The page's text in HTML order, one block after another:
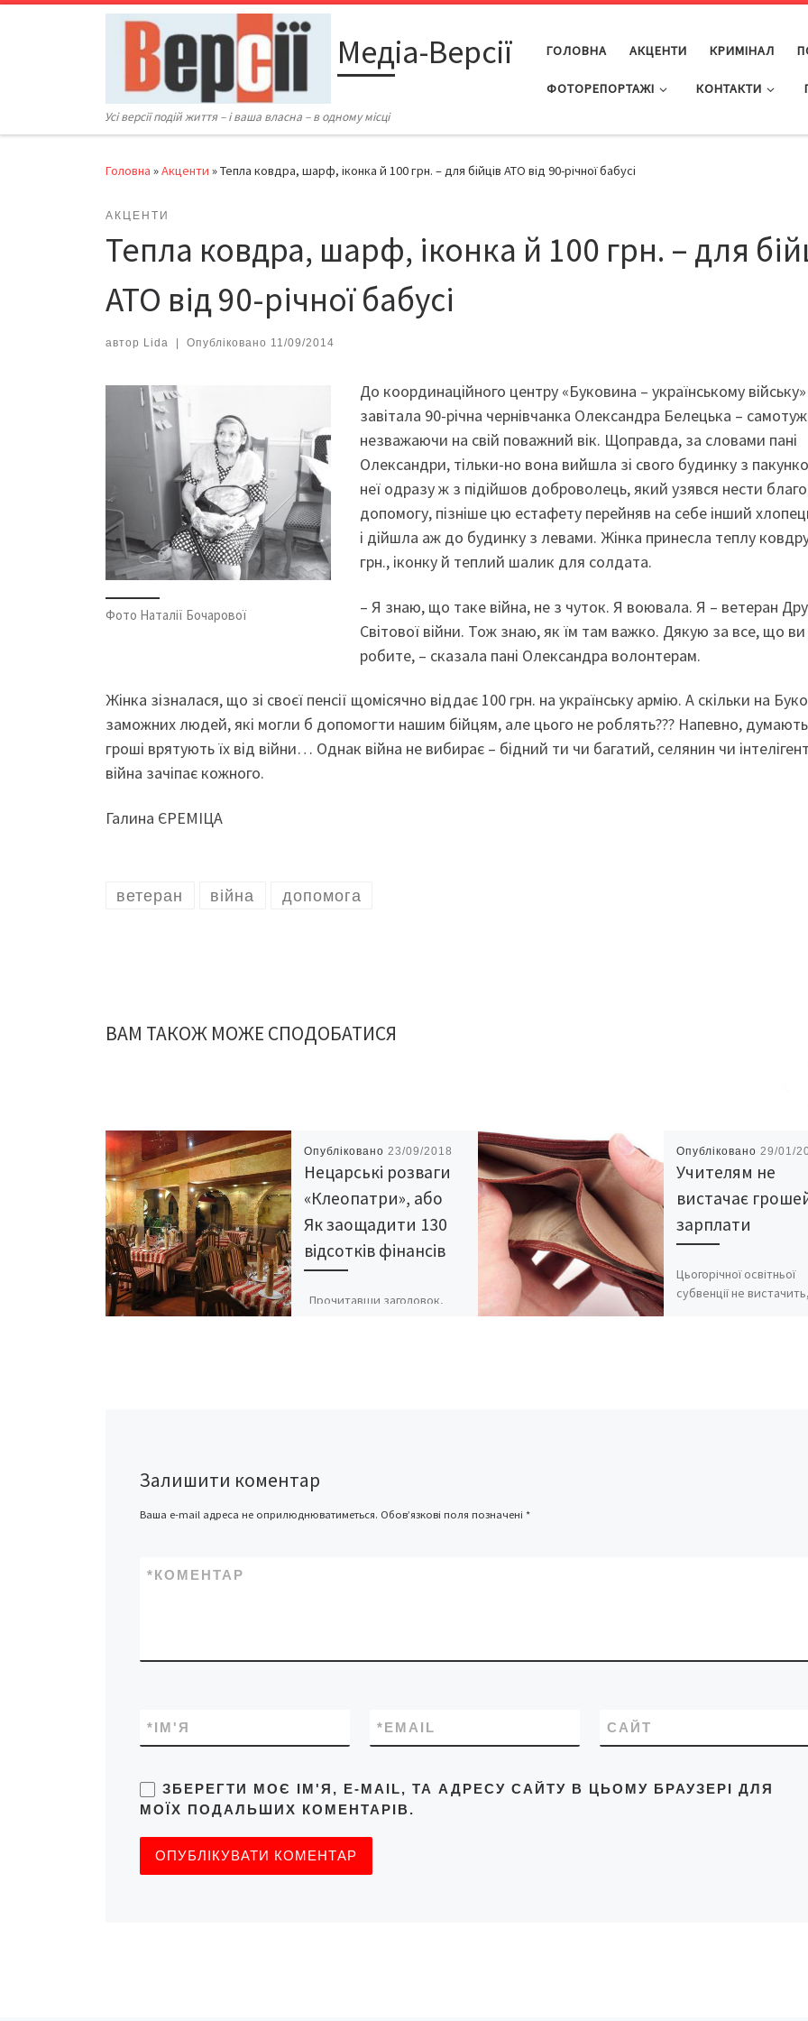
Перейти до вмісту
Медіа-Версії
Усі версії подій життя – і ваша власна – в одному місці
ГОЛОВНА АКЦЕНТИ КРИМІНАЛ
ФОТОРЕПОРТАЖІ КОНТАКТИ
Головна »Акценти »Тепла ковдра, шарф, іконка й 100 грн. – для бійців АТО від 90-річної бабусі
АКЦЕНТИ
Тепла ковдра, шарф, іконка й 100 грн. – для
АТО від 90-річної бабусі
автор Lida Опубліковано 11/09/2014
Фото Наталії Бочарової
До координаційного центру «Буковина – українському війську»
завітала 90-річна чернівчанка Олександра Белецька –
незважаючи на свій поважний вік. Щоправда, за словами пані
Олексан­дри, тільки-но вона вийшла зі свого будинку з
неї одразу ж з підійшов доброволець, який узявся нести
допомогу, пізніше цю естафету перейняв на себе інший
і дійшла аж до будинку з левами. Жінка принесла теплу
грн., іконку й теплий шалик для солдата.
– Я знаю, що таке війна, не з чуток. Я воювала. Я – ветеран
Світової війни. Тож знаю, як їм там важко. Дякую за все, що ви
робите, – сказала пані Олександра волонтерам.
Жінка зізналася, що зі своєї пенсії щомісячно віддає 100 грн. на українську армію. А скільки на
заможних людей, які могли б допомогти нашим бійцям, але цього не роблять??? Напевно,
гроші врятують їх від війни… Однак війна не вибирає – бідний ти чи багатий, селянин чи
війна зачіпає кожного.
Галина ЄРЕМІЦА
ветеран війна допомога
ВАМ ТАКОЖ МОЖЕ СПОДОБАТИСЯ
Опубліковано23/09/2018
Нецарські розваги
«Клеопатри», або
Як заощадити 130
відсотків фінансів
Прочитавши заголовок,
Опубліковано 29/01/
Учителям не
вистачає
зарплати
Цьогорічної освітньої
субвенції не
Залишити коментар
Ваша e-mail адреса не оприлюднюватиметься. Обов’язкові поля позначені *
КОМЕНТАР
*
ІМ'Я
* EMAIL
* САЙТ
ЗБЕРЕГТИ МОЄ ІМ'Я, E-MAIL, ТА АДРЕСУ САЙТУ В ЦЬОМУ БРАУЗЕРІ ДЛЯ
МОЇХ ПОДАЛЬШИХ КОМЕНТАРІВ.